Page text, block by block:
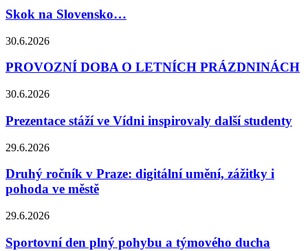
Skok na Slovensko…
30.6.2026
PROVOZNÍ DOBA O LETNÍCH PRÁZDNINÁCH
30.6.2026
Prezentace stáží ve Vídni inspirovaly další studenty
29.6.2026
Druhý ročník v Praze: digitální umění, zážitky i
pohoda ve městě
29.6.2026
Sportovní den plný pohybu a týmového ducha